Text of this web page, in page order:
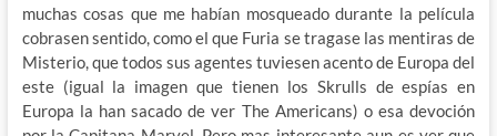
muchas cosas que me habían mosqueado durante la película
cobrasen sentido, como el que Furia se tragase las mentiras de
Misterio, que todos sus agentes tuviesen acento de Europa del
este (igual la imagen que tienen los Skrulls de espías en
Europa la han sacado de ver The Americans) o esa devoción